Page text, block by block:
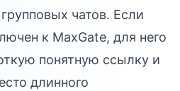
чатов. Если
к MaxGate, для него
понятную ссылку и
длинного